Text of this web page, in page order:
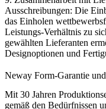
Ausschreibungen: Die
das Einholen
Leistungs-Verhältnis zu
gewählten Lieferanten
Designoptionen und
Neway Form-Garantie
Mit 30 Jahren
gemäß den Bedürfnissen